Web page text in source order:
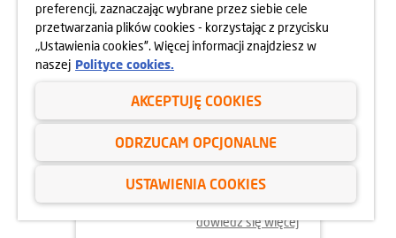
15.07.2024
FIRMOWY SPŁYW KAJAKOWY ZE
SPRZĄTANIEM RZEKI
dowiedz się więcej
preferencji, zaznaczając wybrane przez siebie cele
przetwarzania plików cookies - korzystając z przycisku
„Ustawienia cookies”. Więcej informacji znajdziesz w
naszej Polityce cookies.
AKCEPTUJĘ COOKIES
ODRZUCAM OPCJONALNE
USTAWIENIA COOKIES